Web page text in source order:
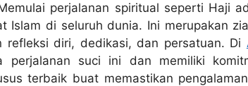
perjalanan spiritual seperti Haji
Islam di seluruh dunia. Ini merupakan
refleksi diri, dedikasi, dan persatuan. Di
perjalanan suci ini dan memiliki
terbaik buat memastikan